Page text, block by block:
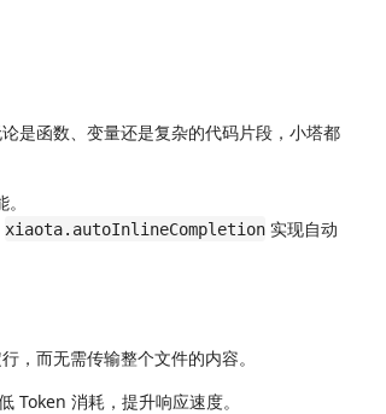
是函数、变量还是复杂的代码片段，小塔都
xiaota.autoInlineCompletion 实现自动
，而无需传输整个文件的内容。
Token 消耗，提升响应速度。